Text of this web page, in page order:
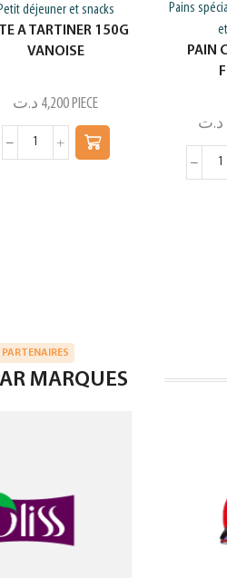
déjeuner et snacks
A TARTINER 150G
VANOISE
4,200 د.ت PIECE
Pains
PAIN
د.ت
PARTENAIRES
MARQUES